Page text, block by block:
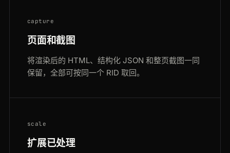
capture
页面和截图
将渲染后的 HTML、结构化 JSON 和整页截图一同
保留，全部可按同一个 RID 取回。
scale
扩展已处理